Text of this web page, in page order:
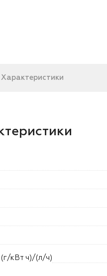
Характеристики
кВт ч)/(л/ч)